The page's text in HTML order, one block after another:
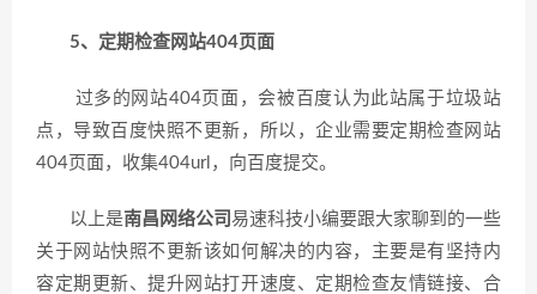
5、定期检查网站404页面
过多的网站404页面，会被百度认为此站属于垃圾站
点，导致百度快照不更新，所以，企业需要定期检查网站
404页面，收集404url，向百度提交。
以上是南昌网络公司 易速科技小编要跟大家聊到的一些
关于网站快照不更新该如何解决的内容，主要是有坚持内
容定期更新、提升网站打开速度、定期检查友情链接、合